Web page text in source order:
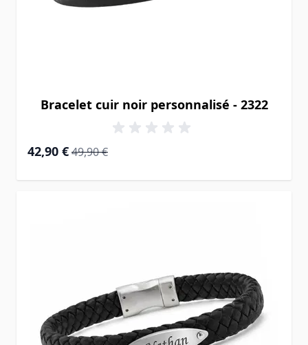
Bracelet cuir noir personnalisé - 2322
Prix Spécial
42,90 € Prix normal
49,90 €